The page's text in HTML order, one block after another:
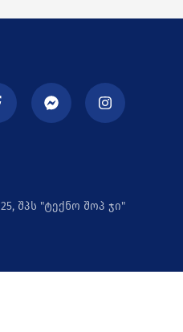
შპს "ტექნო შოპ ჯი"